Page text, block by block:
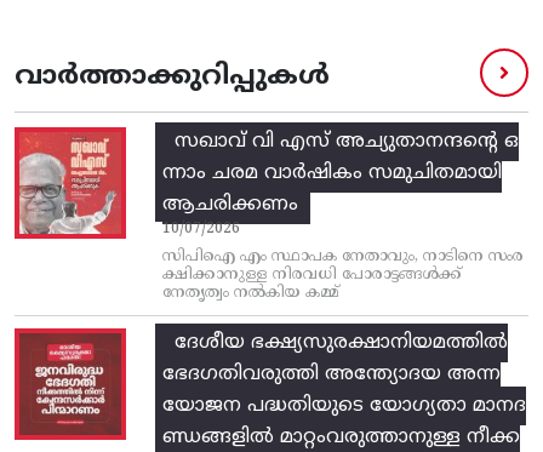
വാർത്താക്കുറിപ്പുകൾ
സഖാവ് വി എസ്‌ അച്യുതാനന്ദന്റെ ഒ
ന്നാം ചരമ വാര്‍ഷികം സമുചിതമായി
ആചരിക്കണം
10/07/2026
സിപിഐ എം സ്ഥാപക നേതാവും, നാടിനെ സംര
ക്ഷിക്കാനുള്ള നിരവധി പോരാട്ടങ്ങള്‍ക്ക്‌
നേതൃത്വം നല്‍കിയ കമ്മ്
ദേശീയ ഭക്ഷ്യസുരക്ഷാനിയമത്തിൽ
ഭേദഗതിവരുത്തി അന്ത്യോദയ അന്ന
യോജന പദ്ധതിയുടെ യോഗ്യതാ മാനദ
ണ്ഡങ്ങളിൽ മാറ്റംവരുത്താനുള്ള നീക്ക